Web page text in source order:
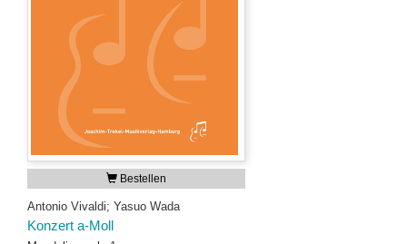
Bestellen
Antonio Vivaldi; Yasuo Wada
Konzert a-Moll